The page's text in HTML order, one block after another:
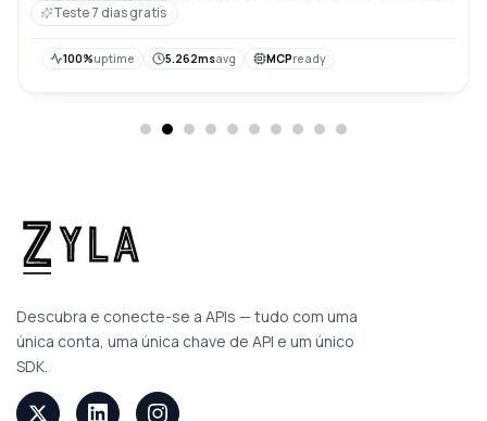
Teste 7 dias gratis
100%uptime 5.262msavg MCPready
Descubra e conecte-se a APIs — tudo com uma
única conta, uma única chave de API e um único
SDK.